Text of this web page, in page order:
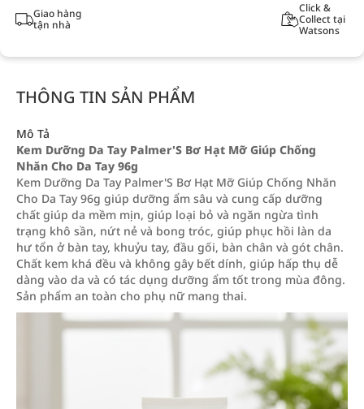
Giao hàng
tận nhà
Click &
Collect tại
Watsons
THÔNG TIN SẢN PHẨM
Mô Tả
Kem Dưỡng Da Tay Palmer'S Bơ Hạt Mỡ Giúp Chống
Nhăn Cho Da Tay 96g
Kem Dưỡng Da Tay Palmer'S Bơ Hạt Mỡ Giúp Chống Nhăn
Cho Da Tay 96g giúp dưỡng ẩm sâu và cung cấp dưỡng
chất giúp da mềm mịn, giúp loại bỏ và ngăn ngừa tình
trạng khô sần, nứt nẻ và bong tróc, giúp phục hồi làn da
hư tổn ở bàn tay, khuỷu tay, đầu gối, bàn chân và gót chân.
Chất kem khá đều và không gây bết dính, giúp hấp thụ dễ
dàng vào da và có tác dụng dưỡng ẩm tốt trong mùa đông.
Sản phẩm an toàn cho phụ nữ mang thai.